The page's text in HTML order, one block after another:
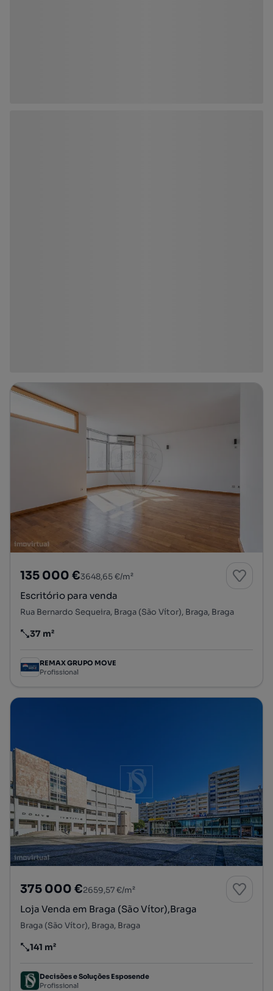
135 000 €3648,65 €/m²
Escritório para venda
Rua Bernardo Sequeira, Braga (São Vítor), Braga, Braga
Preço por metro quadrado
37 m²
REMAX GRUPO MOVE
Profissional
375 000 €2659,57 €/m²
Loja Venda em Braga (São Vítor),Braga
Braga (São Vítor), Braga, Braga
Preço por metro quadrado
141 m²
Decisões e Soluções Esposende
Profissional